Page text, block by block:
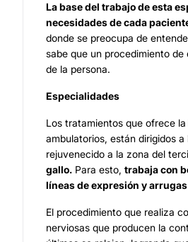
La base del trabajo de esta
necesidades de cada
donde se preocupa de
sabe que un procedimiento
de la persona.
Especialidades
Los tratamientos que ofrece
ambulatorios, están dirigidos
rejuvenecido a la zona del
gallo. Para esto, trabaja con
líneas de expresión y
El procedimiento que realiza
nerviosas que producen la